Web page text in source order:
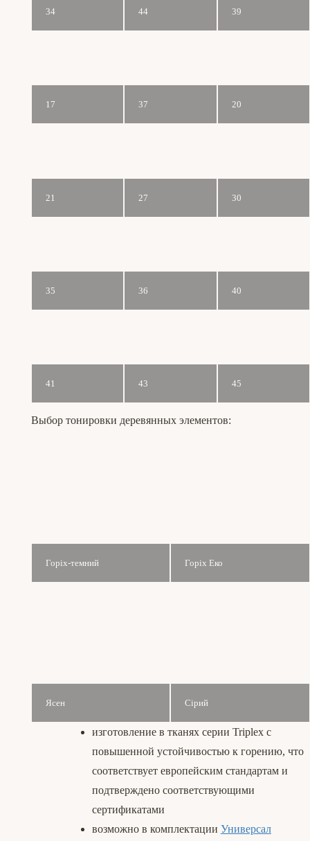
34 44 39
17 37 20
21 27 30
35 36 40
41 43 45
Выбор тонировки деревянных элементов:
Горіх-темний Горіх Еко
Ясен Сірий
изготовление в тканях серии Triplex с
повышенной устойчивостью к горению, что
соответствует европейским стандартам и
подтверждено соответствующими
сертификатами
возможно в комплектации Универсал